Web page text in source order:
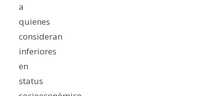
a
quienes
consideran
inferiores
en
status